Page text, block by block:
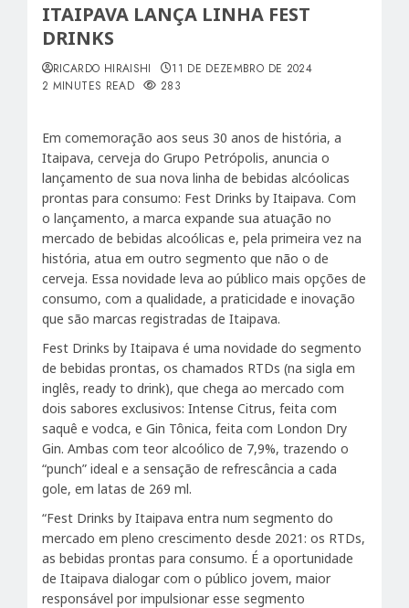
ITAIPAVA LANÇA LINHA FEST
DRINKS
RICARDO HIRAISHI
11 DE DEZEMBRO DE 2024
2 MINUTES READ
283
Em comemoração aos seus 30 anos de história, a
Itaipava, cerveja do Grupo Petrópolis, anuncia o
lançamento de sua nova linha de bebidas alcóolicas
prontas para consumo: Fest Drinks by Itaipava. Com
o lançamento, a marca expande sua atuação no
mercado de bebidas alcoólicas e, pela primeira vez na
história, atua em outro segmento que não o de
cerveja. Essa novidade leva ao público mais opções de
consumo, com a qualidade, a praticidade e inovação
que são marcas registradas de Itaipava.
Fest Drinks by Itaipava é uma novidade do segmento
de bebidas prontas, os chamados RTDs (na sigla em
inglês, ready to drink), que chega ao mercado com
dois sabores exclusivos: Intense Citrus, feita com
saquê e vodca, e Gin Tônica, feita com London Dry
Gin. Ambas com teor alcoólico de 7,9%, trazendo o
“punch” ideal e a sensação de refrescância a cada
gole, em latas de 269 ml.
“Fest Drinks by Itaipava entra num segmento do
mercado em pleno crescimento desde 2021: os RTDs,
as bebidas prontas para consumo. É a oportunidade
de Itaipava dialogar com o público jovem, maior
responsável por impulsionar esse segmento